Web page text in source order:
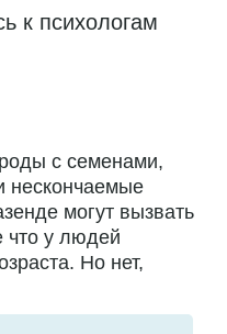
к психологам
с семенами,
нескончаемые
могут вызвать
что у людей
Но нет,